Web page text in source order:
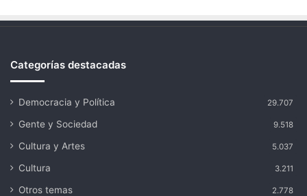
Categorías destacadas
Democracia y Política 29.707
Gente y Sociedad 9.518
Cultura y Artes 5.037
Cultura 3.211
Otros temas 2.778